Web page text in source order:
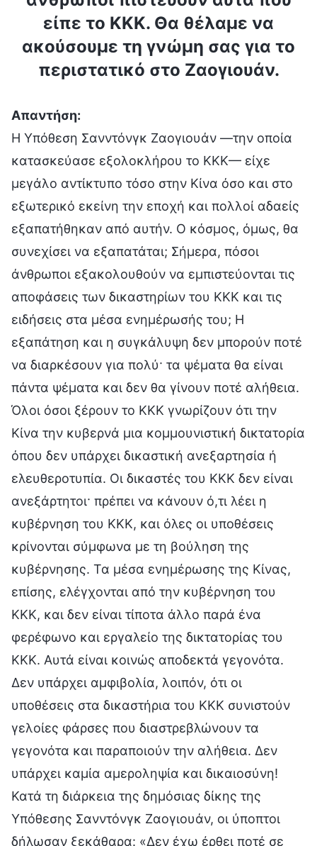
είπε το ΚΚΚ. Θα θέλαμε να
ακούσουμε τη γνώμη σας για το
περιστατικό στο Ζαογιουάν.
Απαντήση:
Η Υπόθεση Σανντόνγκ Ζαογιουάν —την οποία
κατασκεύασε εξολοκλήρου το ΚΚΚ— είχε
μεγάλο αντίκτυπο τόσο στην Κίνα όσο και στο
εξωτερικό εκείνη την εποχή και πολλοί αδαείς
εξαπατήθηκαν από αυτήν. Ο κόσμος, όμως, θα
συνεχίσει να εξαπατάται; Σήμερα, πόσοι
άνθρωποι εξακολουθούν να εμπιστεύονται τις
αποφάσεις των δικαστηρίων του ΚΚΚ και τις
ειδήσεις στα μέσα ενημέρωσής του; Η
εξαπάτηση και η συγκάλυψη δεν μπορούν ποτέ
να διαρκέσουν για πολύ· τα ψέματα θα είναι
πάντα ψέματα και δεν θα γίνουν ποτέ αλήθεια.
Όλοι όσοι ξέρουν το ΚΚΚ γνωρίζουν ότι την
Κίνα την κυβερνά μια κομμουνιστική δικτατορία
όπου δεν υπάρχει δικαστική ανεξαρτησία ή
ελευθεροτυπία. Οι δικαστές του ΚΚΚ δεν είναι
ανεξάρτητοι· πρέπει να κάνουν ό,τι λέει η
κυβέρνηση του ΚΚΚ, και όλες οι υποθέσεις
κρίνονται σύμφωνα με τη βούληση της
κυβέρνησης. Τα μέσα ενημέρωσης της Κίνας,
επίσης, ελέγχονται από την κυβέρνηση του
ΚΚΚ, και δεν είναι τίποτα άλλο παρά ένα
φερέφωνο και εργαλείο της δικτατορίας του
ΚΚΚ. Αυτά είναι κοινώς αποδεκτά γεγονότα.
Δεν υπάρχει αμφιβολία, λοιπόν, ότι οι
υποθέσεις στα δικαστήρια του ΚΚΚ συνιστούν
γελοίες φάρσες που διαστρεβλώνουν τα
γεγονότα και παραποιούν την αλήθεια. Δεν
υπάρχει καμία αμεροληψία και δικαιοσύνη!
Κατά τη διάρκεια της δημόσιας δίκης της
Υπόθεσης Σανντόνγκ Ζαογιουάν, οι ύποπτοι
δήλωσαν ξεκάθαρα: «Δεν έχω έρθει ποτέ σε